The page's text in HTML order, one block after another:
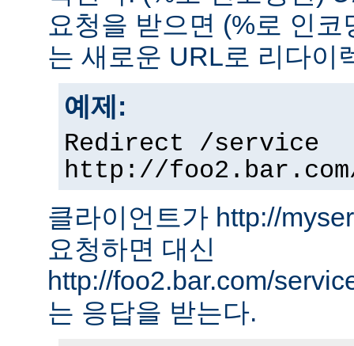
요청을 받으면 (%로 인
는 새로운 URL로 리다이
예제:
Redirect /service
http://
클라이언트가 http://
요청하면 대신
http://foo2.bar.com/
는 응답을 받는다.